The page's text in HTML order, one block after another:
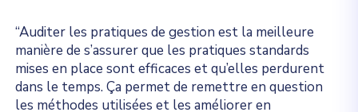
“Auditer les pratiques de gestion est la meilleure
manière de s’assurer que les pratiques standards
mises en place sont efficaces et qu’elles perdurent
dans le temps. Ça permet de remettre en question
les méthodes utilisées et les améliorer en